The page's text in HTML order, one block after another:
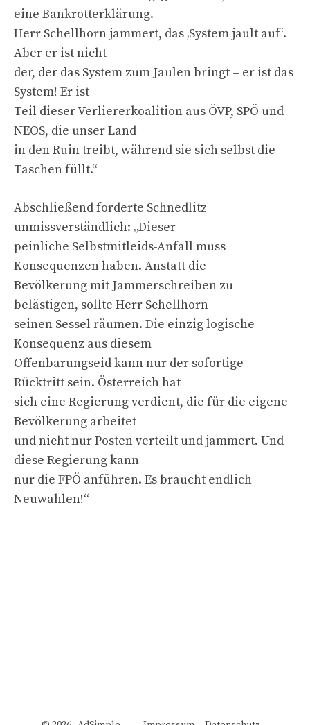
eine Bankrotterklärung.
Herr Schellhorn jammert, das ‚System jault auf‘.
Aber er ist nicht
der, der das System zum Jaulen bringt – er ist das
System! Er ist
Teil dieser Verliererkoalition aus ÖVP, SPÖ und
NEOS, die unser Land
in den Ruin treibt, während sie sich selbst die
Taschen füllt.“
Abschließend forderte Schnedlitz
unmissverständlich: „Dieser
peinliche Selbstmitleids-Anfall muss
Konsequenzen haben. Anstatt die
Bevölkerung mit Jammerschreiben zu
belästigen, sollte Herr Schellhorn
seinen Sessel räumen. Die einzig logische
Konsequenz aus diesem
Offenbarungseid kann nur der sofortige
Rücktritt sein. Österreich hat
sich eine Regierung verdient, die für die eigene
Bevölkerung arbeitet
und nicht nur Posten verteilt und jammert. Und
diese Regierung kann
nur die FPÖ anführen. Es braucht endlich
Neuwahlen!“